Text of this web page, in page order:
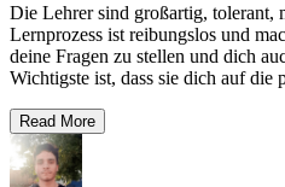
Die Lehrer sind großartig,
Lernprozess ist reibungslos und
deine Fragen zu stellen und dich
Wichtigste ist, dass sie dich auf die
Read More